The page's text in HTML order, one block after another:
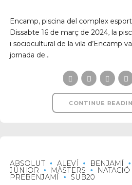
Encamp, piscina del complex
Dissabte 16 de març de 2024, la
i sociocultural de la vila d’Encamp
jornada de...
CONTINUE
ABSOLUT ALEVÍ BENJAMÍ
JÚNIOR MÀSTERS NATACIÓ
PREBENJAMÍ SUB20